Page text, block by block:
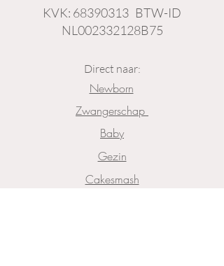
KVK: 68390313 BTW-ID
NL002332128B75
Newborn
Direct naar:
Zwangerschap
Baby
Gezin
Cakesmash